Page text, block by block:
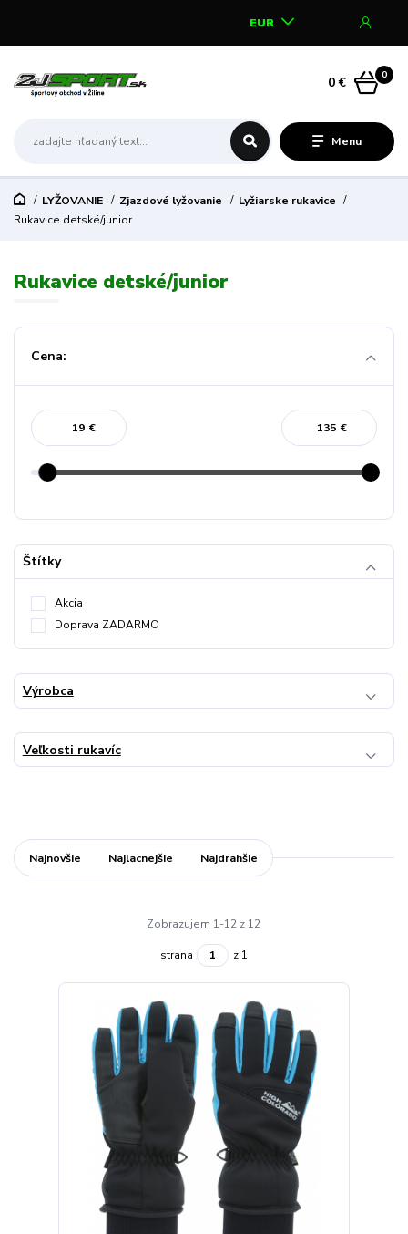
Menu
EUR
0
0 €
LYŽOVANIE Zjazdové lyžovanie
Lyžiarske rukavice
Rukavice detské/junior
Rukavice detské/junior
Cena:
€ €
Štítky
Akcia
Doprava ZADARMO
Výrobca
Veľkosti rukavíc
Najnovšie Najlacnejšie Najdrahšie
Zobrazujem 1-12 z 12
strana z 1